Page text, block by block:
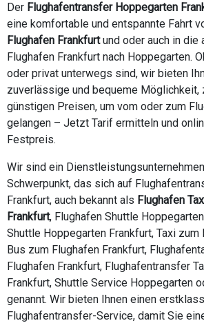
Der Flughafentransfer Hoppegarten
eine komfortable und entspannte Fahrt
Flughafen Frankfurtund oder auch in die
Flughafen Frankfurt nach Hoppegarten.
oder privat unterwegs sind, wir bieten
zuverlässige und bequeme Möglichkeit,
günstigen Preisen, um vom oder zum
gelangen – Jetzt Tarif ermitteln und
Festpreis.
Wir sind ein
Schwerpunkt, das sich auf
Frankfurt, auch bekannt als Flughafen
Frankfurt, Flughafen Shuttle
Shuttle Hoppegarten Frankfurt, Taxi zum
Bus zum Flughafen Frankfurt,
Flughafen Frankfurt, Flughafentransfer
Frankfurt, Shuttle Service Hoppegarten
genannt. Wir bieten Ihnen einen
Flughafentransfer-Service, damit Sie